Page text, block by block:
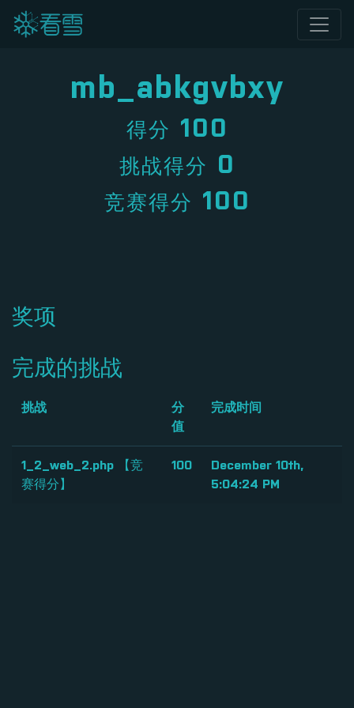
mb_abkgvbxy
得分 100
挑战得分 0
竞赛得分 100
奖项
完成的挑战
挑战
分
值
完成时间
1_2_web_2.php 【竞
赛得分】
100
December 10th,
5:04:24 PM